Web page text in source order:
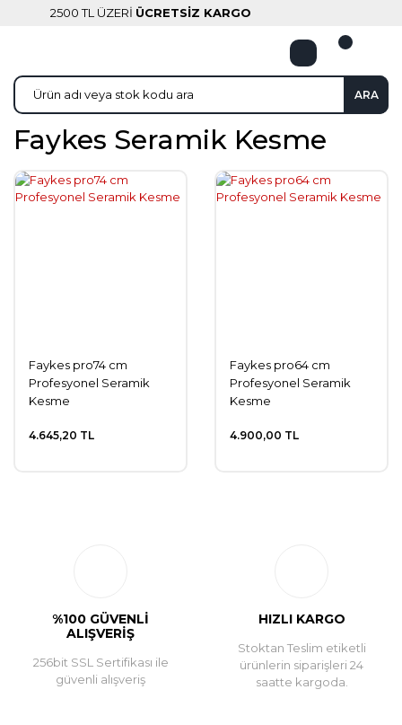
2500 TL ÜZERİ ÜCRETSİZ KARGO
ARA
Faykes Seramik Kesme
Faykes pro74 cm
Profesyonel Seramik
Kesme
4.645,20 TL
Faykes pro64 cm
Profesyonel Seramik
Kesme
4.900,00 TL
%100 GÜVENLİ
ALIŞVERİŞ
256bit SSL Sertifikası ile
güvenli alışveriş
HIZLI KARGO
Stoktan Teslim etiketli
ürünlerin siparişleri 24
saatte kargoda.